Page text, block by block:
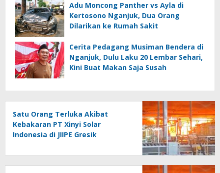
Adu Moncong Panther vs Ayla di
Kertosono Nganjuk, Dua Orang
Dilarikan ke Rumah Sakit
Cerita Pedagang Musiman Bendera di
Nganjuk, Dulu Laku 20 Lembar Sehari,
Kini Buat Makan Saja Susah
Satu Orang Terluka Akibat
Kebakaran PT Xinyi Solar
Indonesia di JIIPE Gresik